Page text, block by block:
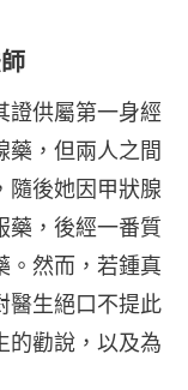
證供屬第一身經
藥，但兩人之間
隨後她因甲狀腺
藥，後經一番質
。然而，若鍾真
醫生絕口不提此
的勸說，以及為